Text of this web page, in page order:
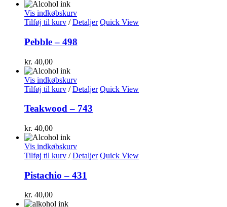
Vis indkøbskurv
Tilføj til kurv / Detaljer Quick View
Pebble – 498
kr. 40,00
Vis indkøbskurv
Tilføj til kurv / Detaljer Quick View
Teakwood – 743
kr. 40,00
Vis indkøbskurv
Tilføj til kurv / Detaljer Quick View
Pistachio – 431
kr. 40,00